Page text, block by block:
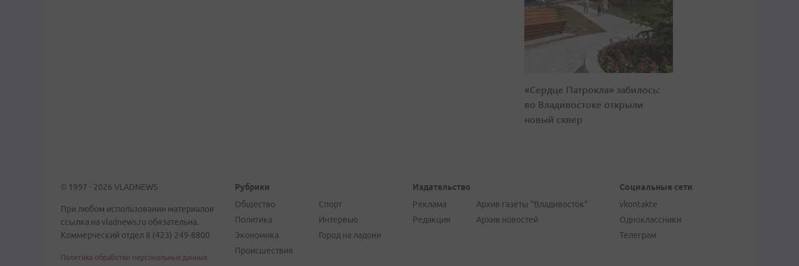
«Сердце Патрокла» забилось:
во Владивостоке открыли
новый сквер
© 1997 - 2026 VLADNEWS
При любом использовании материалов
ссылка на vladnews.ru обязательна.
Коммерческий отдел 8 (423) 249-8800
Политика обработки персональных данных
Рубрики
Общество
Политика
Экономика
Происшествия
Спорт
Интервью
Город на ладони
Издательство
Реклама
Редакция
Архив газеты "Владивосток"
Архив новостей
Социальные сети
vkontakte
Одноклассники
Телеграм